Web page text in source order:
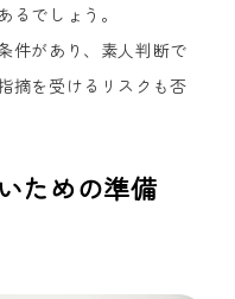
るでしょう。
件があり、素人判断で
摘を受けるリスクも否
ための準備